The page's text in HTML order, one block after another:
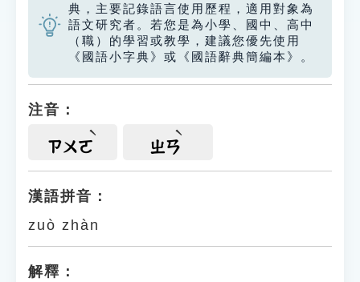
典，主要記錄語言使用歷程，適用對象為
語文研究者。若您是為小學、國中、高中
（職）的學習或教學，建議您優先使用
《國語小字典》或《國語辭典簡編本》。
注音：
ㄗㄨㄛ ㄓㄢ
漢語拼音：
zuò zhàn
解釋：